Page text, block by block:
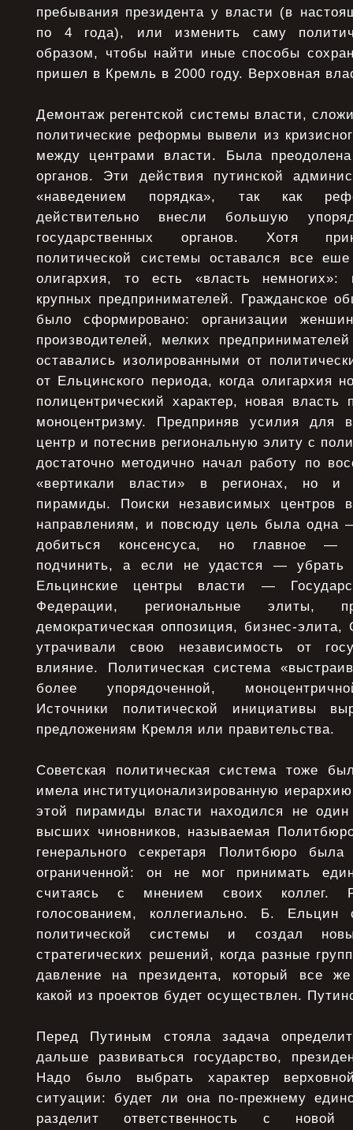
пребывания президента у власти (в
по 4 года), или изменить саму
образом, чтобы найти иные способы
пришел в Кремль в 2000 году. Верховная
Демонтаж регентской системы власти,
политические реформы вывели из
между центрами власти. Была
органов. Эти действия путинской
«наведением порядка», так как
действительно внесли большую
государственных органов. Хотя
политической системы оставался все
олигархия, то есть «власть
крупных предпринимателей. Гражданское
было сформировано: организации
производителей, мелких
оставались изолированными от
от Ельцинского периода, когда олигархия
полицентрический характер, новая власть
моноцентризму. Предприняв усилия для
центр и потеснив региональную элиту с
достаточно методично начал работу по
«вертикали власти» в регионах, но и
пирамиды. Поиски независимых центров
направлениям, и повсюду цель была одна
добиться консенсуса, но главное —
подчинить, а если не удастся — убрать
Ельцинские центры власти —
Федерации, региональные элиты,
демократическая оппозиция, бизнес-
утрачивали свою независимость от
влияние. Политическая система
более упорядоченной,
Источники политической инициативы
предложениям Кремля или правительства.
Советская политическая система тоже
имела институционализированную
этой пирамиды власти находился не один
высших чиновников, называемая
генерального секретаря Политбюро
ограниченной: он не мог принимать
считаясь с мнением своих коллег.
голосованием, коллегиально. Б. Ельцин
политической системы и создал
стратегических решений, когда разные
давление на президента, который все
какой из проектов будет осуществлен.
Перед Путиным стояла задача
дальше развиваться государство,
Надо было выбрать характер
ситуации: будет ли она по-прежнему
разделит ответственность с новой